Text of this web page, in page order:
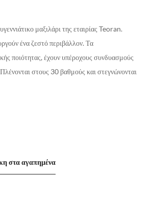
μαξιλάρι της εταιρίας Teoran.
ένα ζεστό περιβάλλον. Τα
ποιότητας, έχουν υπέροχους συνδυασμούς
στους 30 βαθμούς και στεγνώνονται
στα αγαπημένα